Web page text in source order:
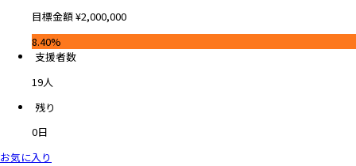
目標金額¥2,000,000
8.40%
支援者数
19人
残り
0日
お気に入り